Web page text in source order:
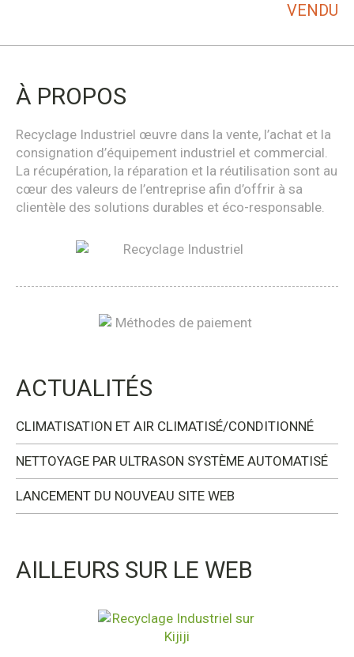
VENDU
À PROPOS
Recyclage Industriel œuvre dans la vente, l’achat et la
consignation d’équipement industriel et commercial.
La récupération, la réparation et la réutilisation sont au
cœur des valeurs de l’entreprise afin d’offrir à sa
clientèle des solutions durables et éco-responsable.
ACTUALITÉS
CLIMATISATION ET AIR CLIMATISÉ/CONDITIONNÉ
NETTOYAGE PAR ULTRASON SYSTÈME AUTOMATISÉ
LANCEMENT DU NOUVEAU SITE WEB
AILLEURS SUR LE WEB